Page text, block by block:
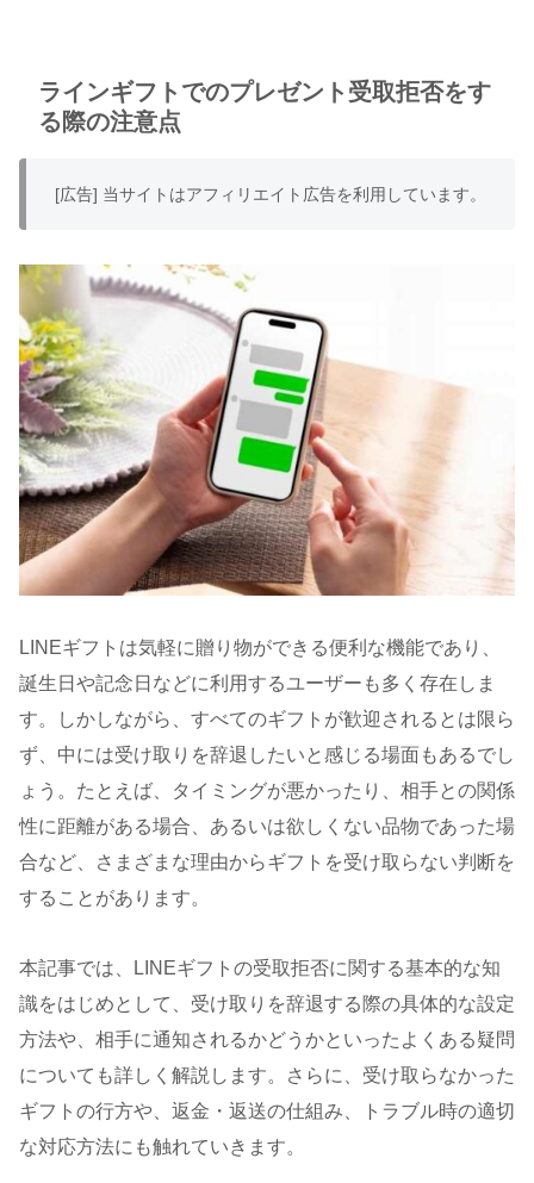
ラインギフトでのプレゼント受取拒否をす
る際の注意点
[広告] 当サイトはアフィリエイト広告を利用しています。
LINEギフトは気軽に贈り物ができる便利な機能であり、
誕生日や記念日などに利用するユーザーも多く存在しま
す。しかしながら、すべてのギフトが歓迎されるとは限ら
ず、中には受け取りを辞退したいと感じる場面もあるでし
ょう。たとえば、タイミングが悪かったり、相手との関係
性に距離がある場合、あるいは欲しくない品物であった場
合など、さまざまな理由からギフトを受け取らない判断を
することがあります。
本記事では、LINEギフトの受取拒否に関する基本的な知
識をはじめとして、受け取りを辞退する際の具体的な設定
方法や、相手に通知されるかどうかといったよくある疑問
についても詳しく解説します。さらに、受け取らなかった
ギフトの行方や、返金・返送の仕組み、トラブル時の適切
な対応方法にも触れていきます。